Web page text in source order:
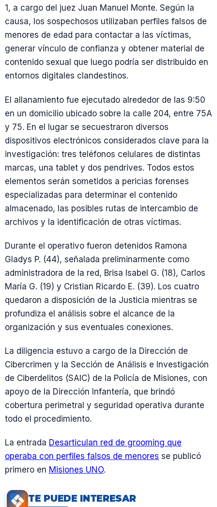
1, a cargo del juez Juan Manuel Monte. Según la
causa, los sospechosos utilizaban perfiles falsos de
menores de edad para contactar a las víctimas,
generar vínculo de confianza y obtener material de
contenido sexual que luego podría ser distribuido en
entornos digitales clandestinos.
El allanamiento fue ejecutado alrededor de las 9:50
en un domicilio ubicado sobre la calle 204, entre 75A
y 75. En el lugar se secuestraron diversos
dispositivos electrónicos considerados clave para la
investigación: tres teléfonos celulares de distintas
marcas, una tablet y dos pendrives. Todos estos
elementos serán sometidos a pericias forenses
especializadas para determinar el contenido
almacenado, las posibles rutas de intercambio de
archivos y la identificación de otras víctimas.
Durante el operativo fueron detenidos Ramona
Gladys P. (44), señalada preliminarmente como
administradora de la red, Brisa Isabel G. (18), Carlos
María G. (19) y Cristian Ricardo E. (39). Los cuatro
quedaron a disposición de la Justicia mientras se
profundiza el análisis sobre el alcance de la
organización y sus eventuales conexiones.
La diligencia estuvo a cargo de la Dirección de
Cibercrimen y la Sección de Análisis e Investigación
de Ciberdelitos (SAIC) de la Policía de Misiones, con
apoyo de la Dirección Infantería, que brindó
cobertura perimetral y seguridad operativa durante
todo el procedimiento.
La entrada Desarticulan red de grooming que
operaba con perfiles falsos de menores se publicó
primero en Misiones UNO.
TE PUEDE INTERESAR